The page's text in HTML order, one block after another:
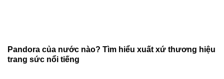
Pandora của nước nào? Tìm hiểu xuất xứ thương hiệu
trang sức nổi tiếng